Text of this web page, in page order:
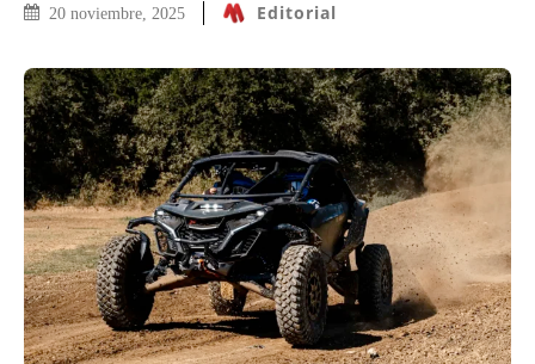
20 noviembre, 2025 Editorial